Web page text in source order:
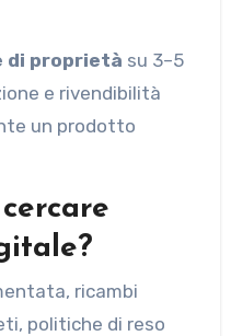
di proprietà su 3–5
e rivendibilità
un prodotto
ricambi
politiche di reso